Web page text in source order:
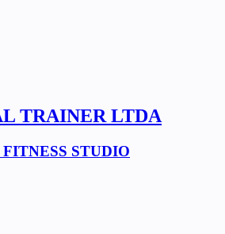
TRAINER LTDA
STUDIO